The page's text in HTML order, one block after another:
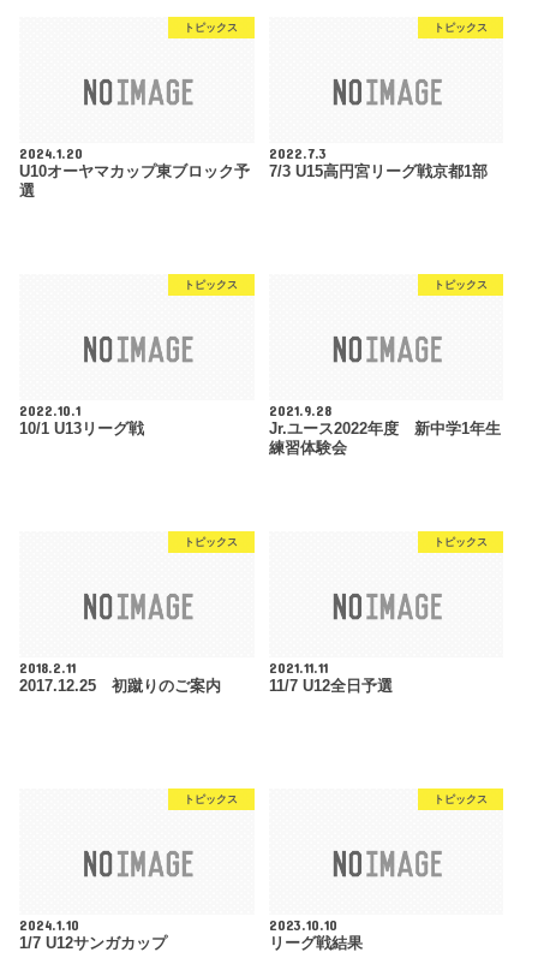
トピックス
2024.1.20
U10オーヤマカップ東ブロック予
選
トピックス
2022.7.3
7/3 U15高円宮リーグ戦京都1部
トピックス
2022.10.1
10/1 U13リーグ戦
トピックス
2021.9.28
Jr.ユース2022年度 新中学1年生
練習体験会
トピックス
2018.2.11
2017.12.25 初蹴りのご案内
トピックス
2021.11.11
11/7 U12全日予選
トピックス
2024.1.10
1/7 U12サンガカップ
トピックス
2023.10.10
リーグ戦結果